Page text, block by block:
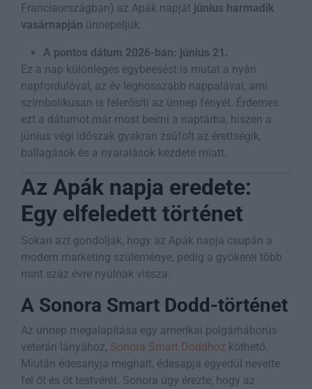
Franciaországban) az Apák napját június harmadik
vasárnapján ünnepeljük.
A pontos dátum 2026-ban: június 21.
Ez a nap különleges egybeesést is mutat a nyári
napfordulóval, az év leghosszabb nappalával, ami
szimbolikusan is felerősíti az ünnep fényét. Érdemes
ezt a dátumot már most beírni a naptárba, hiszen a
június végi időszak gyakran zsúfolt az érettségik,
ballagások és a nyaralások kezdete miatt.
Az Apák napja eredete:
Egy elfeledett történet
Sokan azt gondolják, hogy az Apák napja csupán a
modern marketing szüleménye, pedig a gyökerei több
mint száz évre nyúlnak vissza.
A Sonora Smart Dodd-történet
Az ünnep megalapítása egy amerikai polgárháborús
veterán lányához, Sonora Smart Doddhoz köthető.
Miután édesanyja meghalt, édesapja egyedül nevelte
fel őt és öt testvérét. Sonora úgy érezte, hogy az